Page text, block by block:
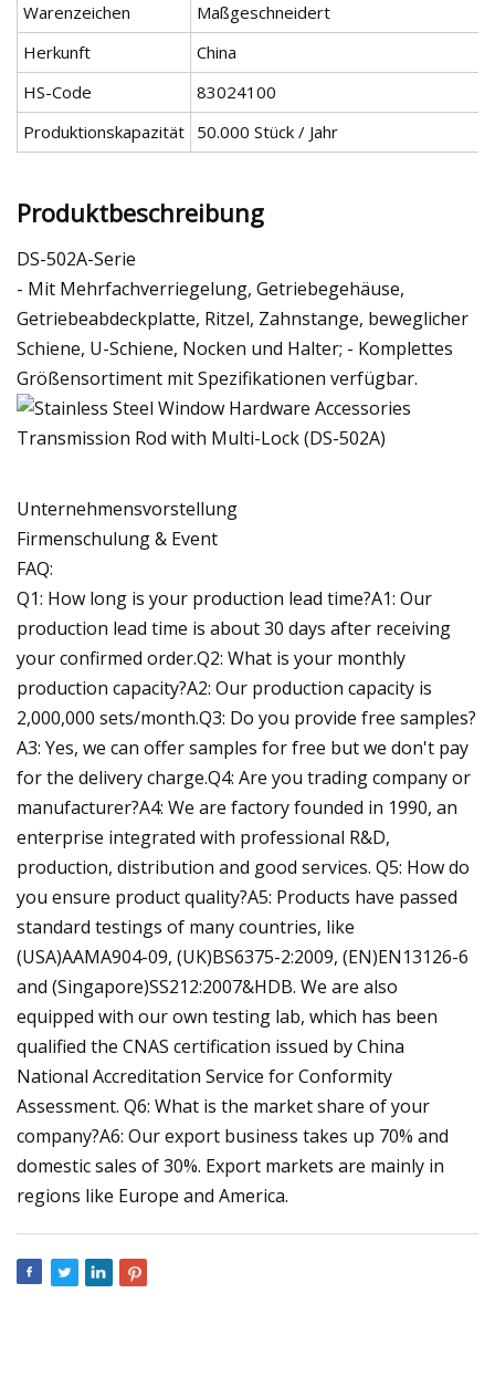
Warenzeichen
Maßgeschneidert
Herkunft
China
HS-Code
83024100
Produktionskapazität 50.000 Stück / Jahr
Produktbeschreibung
DS-502A-Serie
- Mit Mehrfachverriegelung, Getriebegehäuse,
Getriebeabdeckplatte, Ritzel, Zahnstange, beweglicher
Schiene, U-Schiene, Nocken und Halter; - Komplettes
Größensortiment mit Spezifikationen verfügbar.
Unternehmensvorstellung
Firmenschulung & Event
FAQ:
Q1: How long is your production lead time?A1: Our
production lead time is about 30 days after receiving
your confirmed order.Q2: What is your monthly
production capacity?A2: Our production capacity is
2,000,000 sets/month.Q3: Do you provide free samples?
A3: Yes, we can offer samples for free but we don't pay
for the delivery charge.Q4: Are you trading company or
manufacturer?A4: We are factory founded in 1990, an
enterprise integrated with professional R&D,
production, distribution and good services. Q5: How do
you ensure product quality?A5: Products have passed
standard testings of many countries, like
(USA)AAMA904-09, (UK)BS6375-2:2009, (EN)EN13126-6
and (Singapore)SS212:2007&HDB. We are also
equipped with our own testing lab, which has been
qualified the CNAS certification issued by China
National Accreditation Service for Conformity
Assessment. Q6: What is the market share of your
company?A6: Our export business takes up 70% and
domestic sales of 30%. Export markets are mainly in
regions like Europe and America.